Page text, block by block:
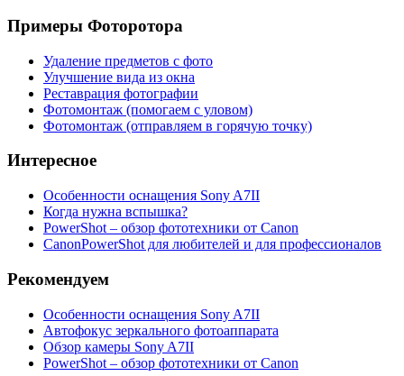
Примеры Фоторотора
Удаление предметов с фото
Улучшение вида из окна
Реставрация фотографии
Фотомонтаж (помогаем с уловом)
Фотомонтаж (отправляем в горячую точку)
Интересное
Особенности оснащения Sony A7ІІ
Когда нужна вспышка?
PowerShot – обзор фототехники от Canon
CanonPowerShot для любителей и для профессионалов
Рекомендуем
Особенности оснащения Sony A7ІІ
Автофокус зеркального фотоаппарата
Обзор камеры Sony A7ІІ
PowerShot – обзор фототехники от Canon